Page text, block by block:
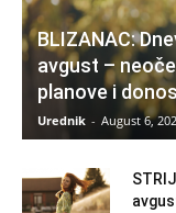
BLIZANAC:
avgust –
planove i
Urednik - August 6,